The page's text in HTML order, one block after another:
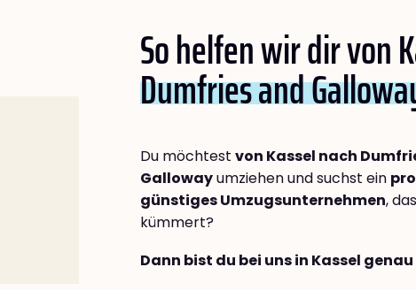
So helfen wir dir von
Dumfries and
Du möchtest von Kassel nach
Gallowayumziehen und suchst ein
günstiges Umzugsunternehmen,
kümmert?
Dann bist du bei uns in Kassel